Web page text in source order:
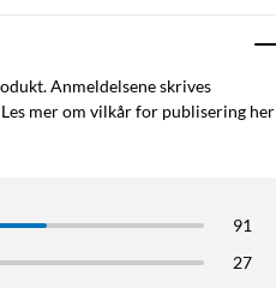
Anmeldelsene skrives
mer om vilkår for publisering her
91
27